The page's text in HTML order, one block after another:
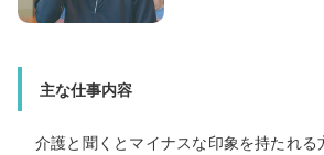
主な仕事内容
介護と聞くとマイナスな印象を持たれ